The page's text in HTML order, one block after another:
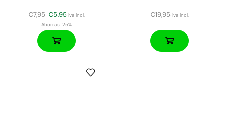
€7,95 €5,95 iva incl.
Ahorras:25%
€19,95 iva incl.